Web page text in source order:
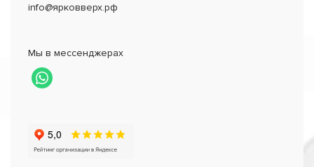
info@ярковверх.рф
Мы в мессенджерах